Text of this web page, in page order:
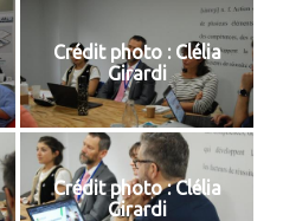
Crédit photo : Clélia
Girardi
Crédit photo : Clélia
Girardi